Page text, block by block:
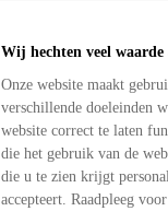
Wij hechten veel
Onze website maakt
verschillende doeleinden
website correct te laten
die het gebruik van de
die u te zien krijgt
accepteert. Raadpleeg